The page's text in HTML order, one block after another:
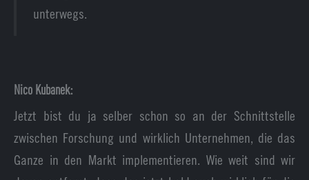
unterwegs.
Nico Kubanek:
Jetzt bist du ja selber schon so an der Schnittstelle
zwischen Forschung und wirklich Unternehmen, die das
Ganze in den Markt implementieren. Wie weit sind wir